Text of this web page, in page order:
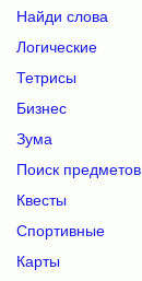
Найди слова
Логические
Тетрисы
Бизнес
Зума
Поиск предметов
Квесты
Спортивные
Карты